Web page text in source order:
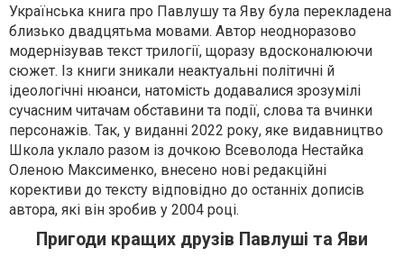
Українська книга про Павлушу та Яву була перекладена
близько двадцятьма мовами. Автор неодноразово
модернізував текст трилогії, щоразу вдосконалюючи
сюжет. Із книги зникали неактуальні політичні й
ідеологічні нюанси, натомість додавалися зрозумілі
сучасним читачам обставини та події, слова та вчинки
персонажів. Так, у виданні 2022 року, яке видавництво
Школа уклало разом із дочкою Всеволода Нестайка
Оленою Максименко, внесено нові редакційні
корективи до тексту відповідно до останніх дописів
автора, які він зробив у 2004 році.
Пригоди кращих друзів Павлуші та Яви